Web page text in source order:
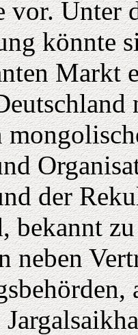
vor. Unter
könnte
Markt
der
bekannt
neben